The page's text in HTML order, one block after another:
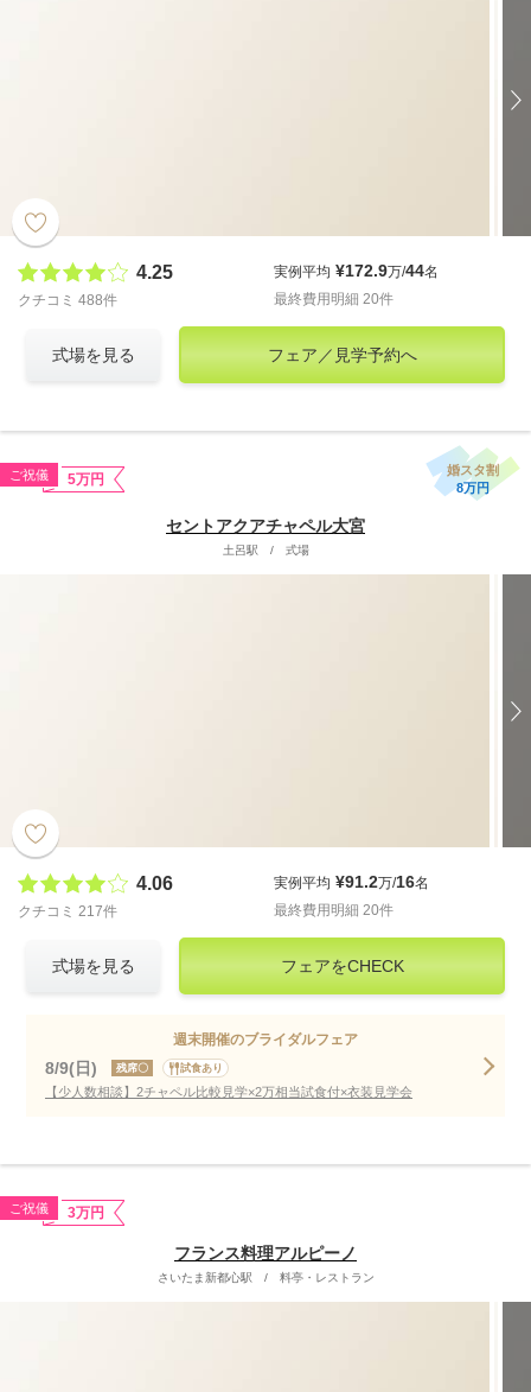
4.25
クチコミ 488件
実例平均 ¥172.9万/44名
最終費用明細 20件
式場を見る フェア／見学予約へ
ご祝儀 5万円
婚スタ割
8万円
セントアクアチャペル大宮
土呂駅 / 式場
4.06
クチコミ 217件
実例平均 ¥91.2万/16名
最終費用明細 20件
式場を見る フェアをCHECK
週末開催のブライダルフェア
8/9(日) 残席〇 試食あり
【少人数相談】2チャペル比較見学×2万相当試食付×衣装見学会
ご祝儀 3万円
フランス料理アルピーノ
さいたま新都心駅 / 料亭・レストラン